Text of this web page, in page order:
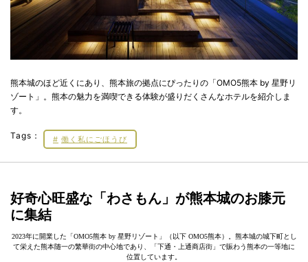
熊本城のほど近くにあり、熊本旅の拠点にぴったりの「OMO5熊本 by 星野リ
ゾート」。熊本の魅力を満喫できる体験が盛りだくさんなホテルを紹介しま
す。
Tags： 働く私にごほうび
好奇心旺盛な「わさもん」が熊本城のお膝元
に集結
2023年に開業した「OMO5熊本 by 星野リゾート」（以下 OMO5熊本）。熊本城の城下町とし
て栄えた熊本随一の繁華街の中心地であり、「下通・上通商店街」で賑わう熊本の一等地に
位置しています。